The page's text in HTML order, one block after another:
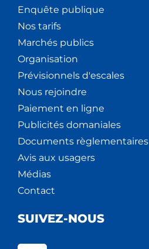
Enquête publique
Nos tarifs
Marchés publics
Organisation
Prévisionnels d'escales
Nous rejoindre
Paiement en ligne
Publicités domaniales
Documents règlementaires
Avis aux usagers
Médias
Contact
SUIVEZ-NOUS